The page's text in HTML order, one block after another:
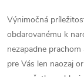
d
a
c
á
n
k
o
Výnimočná
obdarovanému k
nezapadne
pre Vás len naozaj